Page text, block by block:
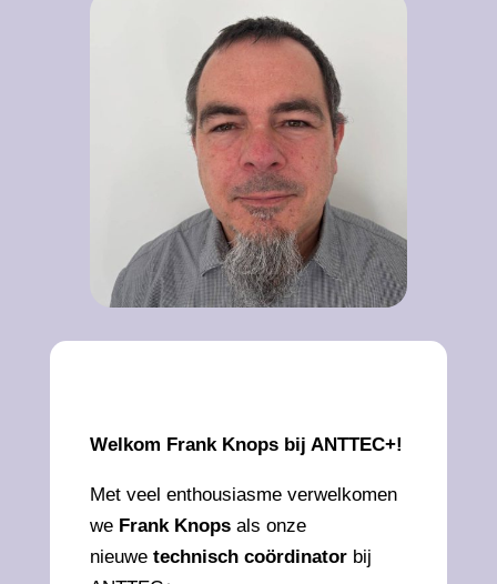
Welkom Frank Knops bij ANTTEC+!
Met veel enthousiasme verwelkomen
we Frank Knopsals onze
nieuwe technisch coördinator bij